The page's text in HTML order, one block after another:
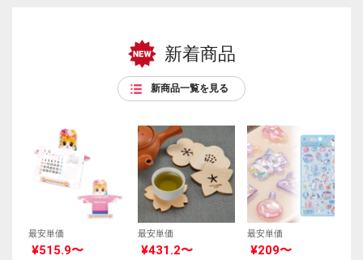
新着商品
新商品一覧を見る
最安単価
¥515.9〜
最安単価
¥431.2〜
最安単価
¥209〜